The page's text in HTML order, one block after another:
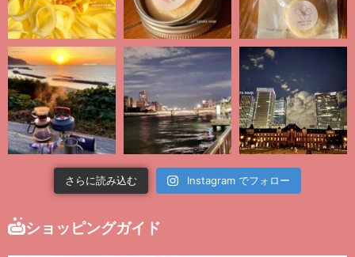
さらに読み込む Instagram でフォロー
ショッピングガイド